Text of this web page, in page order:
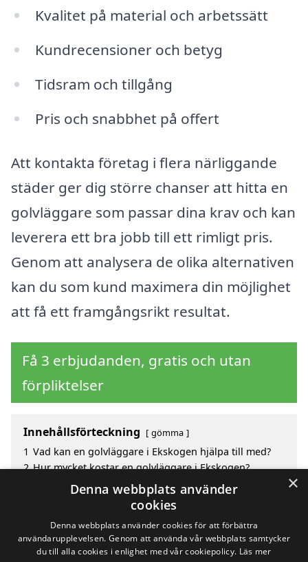
Kvalitet på material och arbetssätt
Kundrecensioner och betyg
Tidsram och tillgång
Pris och snabbhet på offert
Att kontakta företag i flera närliggande
städer ger dig större chanser att hitta en
golvläggare som passar dina krav och kan
leverera ett bra jobb till ett rimligt pris.
Genom att analysera de olika alternativen
kan du som kund maximera din möjlighet
att få ett framgångsrikt resultat.
Få 3 erbjudanden, gratis och utan
förpliktelser
Innehållsförteckning gömma
1 Vad kan en golvläggare i Ekskogen hjälpa till med?
2 Hur mycket kostar en golvläggare i Ekskogen?
Fördelar med att välja golvläggare i Ekskogen
Sök efter en skicklig golvläggare i de omgivande
städerna kring Ekskogen
×
Denna webbplats använder
cookies
Denna webbplats använder cookies för att förbättra
användarupplevelsen. Genom att använda vår webbplats samtycker
du till alla cookies i enlighet med vår cookiepolicy. Läs mer